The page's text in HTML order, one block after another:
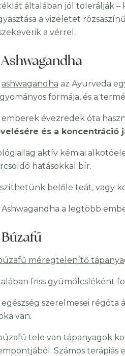
általában jól tolerálják –
a vizeletet
a vérrel.
ashwagandha az Ayurveda
formája, és a
emberek évezredek óta
és a koncentráció
aktív kémiai
hatásokkal bír.
belőle teát, vagy
Ashwagandha a legtöbb
méregtelenítő
friss gyümölcsléként
egészség szerelmesei
van.
tele van tápanyagok
Számos